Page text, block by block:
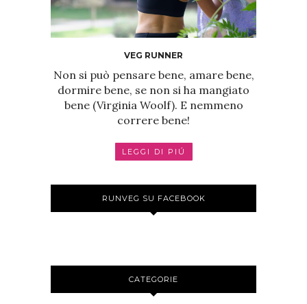
VEG RUNNER
Non si può pensare bene, amare bene,
dormire bene, se non si ha mangiato
bene (Virginia Woolf). E nemmeno
correre bene!
LEGGI DI PIÚ
RUNVEG SU FACEBOOK
CATEGORIE